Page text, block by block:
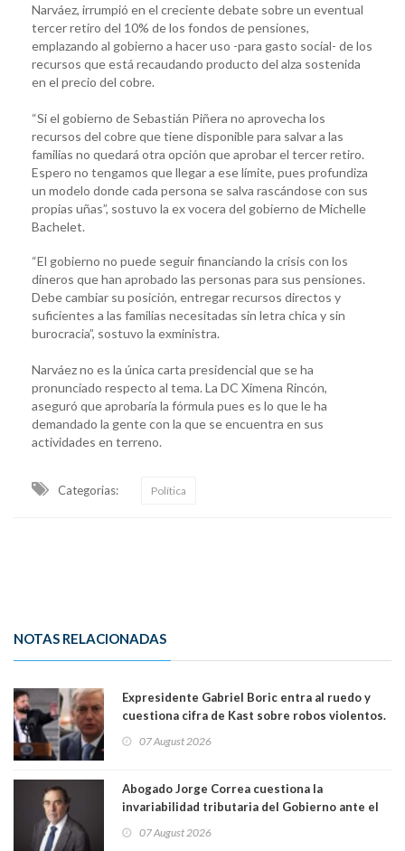
Narváez, irrumpió en el creciente debate sobre un eventual
tercer retiro del 10% de los fondos de pensiones,
emplazando al gobierno a hacer uso -para gasto social- de los
recursos que está recaudando producto del alza sostenida
en el precio del cobre.
“Si el gobierno de Sebastián Piñera no aprovecha los
recursos del cobre que tiene disponible para salvar a las
familias no quedará otra opción que aprobar el tercer retiro.
Espero no tengamos que llegar a ese límite, pues profundiza
un modelo donde cada persona se salva rascándose con sus
propias uñas”, sostuvo la ex vocera del gobierno de Michelle
Bachelet.
“El gobierno no puede seguir financiando la crisis con los
dineros que han aprobado las personas para sus pensiones.
Debe cambiar su posición, entregar recursos directos y
suficientes a las familias necesitadas sin letra chica y sin
burocracia”, sostuvo la exministra.
Narváez no es la única carta presidencial que se ha
pronunciado respecto al tema. La DC Ximena Rincón,
aseguró que aprobaría la fórmula pues es lo que le ha
demandado la gente con la que se encuentra en sus
actividades en terreno.
Categorias: Política
NOTAS RELACIONADAS
Expresidente Gabriel Boric entra al ruedo y
cuestiona cifra de Kast sobre robos violentos.
07 August 2026
Abogado Jorge Correa cuestiona la
invariabilidad tributaria del Gobierno ante el
democracia” y "defendemos la alternancia en el
07 August 2026